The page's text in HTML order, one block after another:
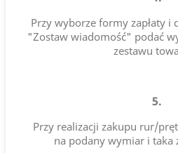
Przy wyborze formy zapłaty i
"Zostaw wiadomość" podać
zestawu
5.
Przy realizacji zakupu rur/
na podany wymiar i taka